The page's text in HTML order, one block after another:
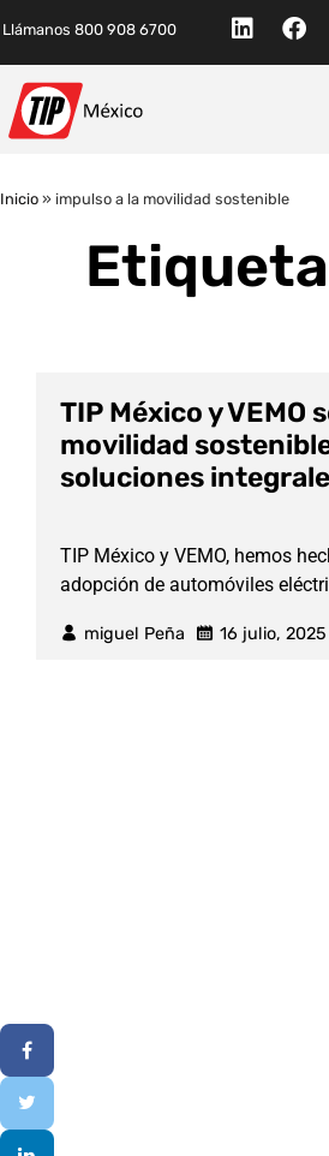
Llámanos 800 908 6700
Inicio » impulso a la movilidad sostenible
TIP México y VEMO
movilidad
soluciones
miguel Peña 16 julio, 2025
TIP México y VEMO, hemos
adopción de automóviles